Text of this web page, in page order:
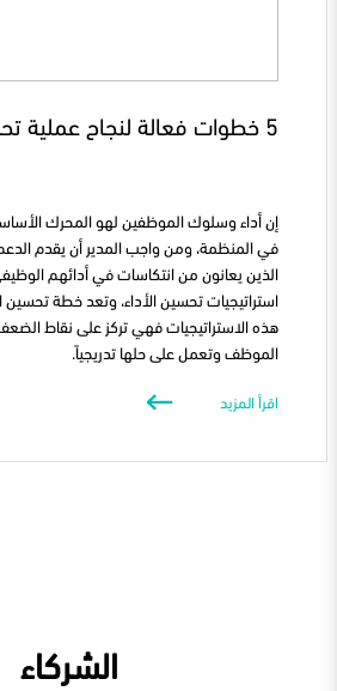
5 خطوات فعالة لنجاح عملية تحسين الأداء
إن أداء وسلوك الموظفين لهو المحرك
في المنظمة، ومن واجب المدير أن يقدم الدعم
الذين يعانون من انتكاسات في أدائهم
استراتيجيات تحسين الأداء، وتعد خطة تحسين
هذه الاستراتيجيات فهي تركز على نقاط
الموظف وتعمل على حلها تدريجياً.
اقرأ المزيد
الشركاء